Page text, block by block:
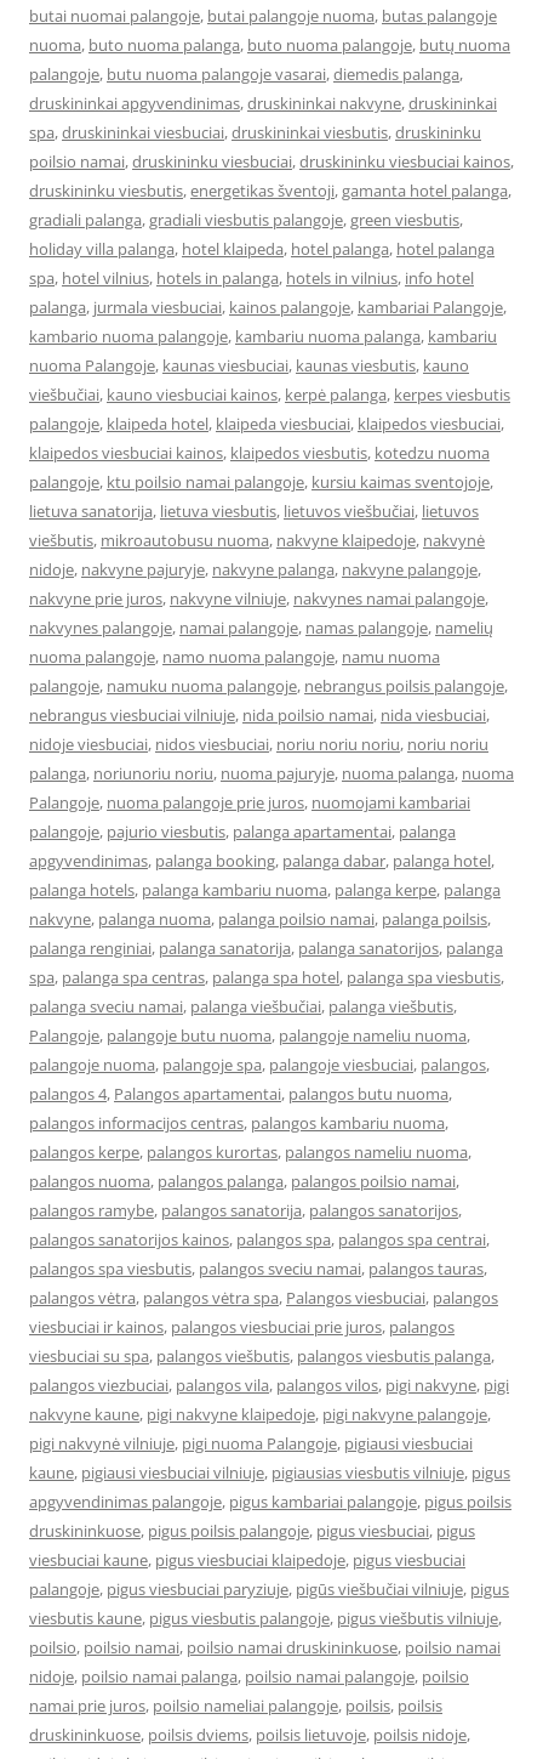
butai nuomai palangoje, butai palangoje nuoma, butas palangoje
nuoma, buto nuoma palanga, buto nuoma palangoje, butų nuoma
palangoje, butu nuoma palangoje vasarai,diemedis palanga,
druskininkai apgyvendinimas,druskininkai nakvyne,druskininkai
spa,druskininkai viesbuciai,druskininkai viesbutis,druskininku
poilsio namai,druskininku viesbuciai,druskininku viesbuciai kainos,
druskininku viesbutis,energetikas šventoji,gamanta hotel palanga,
gradiali palanga,gradiali viesbutis palangoje,green viesbutis,
holiday villa palanga, hotel klaipeda, hotel palanga, hotel palanga
spa, hotel vilnius, hotels in palanga, hotels in vilnius, info hotel
palanga, jurmala viesbuciai, kainos palangoje, kambariai Palangoje,
kambario nuoma palangoje, kambariu nuoma palanga, kambariu
nuoma Palangoje, kaunas viesbuciai, kaunas viesbutis, kauno
viešbučiai, kauno viesbuciai kainos, kerpė palanga, kerpes viesbutis
palangoje, klaipeda hotel, klaipeda viesbuciai, klaipedos viesbuciai,
klaipedos viesbuciai kainos, klaipedos viesbutis, kotedzu nuoma
palangoje, ktu poilsio namai palangoje, kursiu kaimas sventojoje,
lietuva sanatorija, lietuva viesbutis, lietuvos viešbučiai, lietuvos
viešbutis, mikroautobusu nuoma, nakvyne klaipedoje, nakvynė
nidoje, nakvyne pajuryje, nakvyne palanga, nakvyne palangoje,
nakvyne prie juros, nakvyne vilniuje, nakvynes namai palangoje,
nakvynes palangoje, namai palangoje, namas palangoje, namelių
nuoma palangoje, namo nuoma palangoje, namu nuoma
palangoje, namuku nuoma palangoje, nebrangus poilsis palangoje,
nebrangus viesbuciai vilniuje, nida poilsio namai, nida viesbuciai,
nidoje viesbuciai, nidos viesbuciai, noriu noriu noriu, noriu noriu
palanga, noriunoriu noriu, nuoma pajuryje, nuoma palanga, nuoma
Palangoje, nuoma palangoje prie juros, nuomojami kambariai
palangoje, pajurio viesbutis, palanga apartamentai, palanga
apgyvendinimas, palanga booking, palanga dabar, palanga hotel,
palanga hotels, palanga kambariu nuoma, palanga kerpe, palanga
nakvyne, palanga nuoma, palanga poilsio namai, palanga poilsis,
palanga renginiai, palanga sanatorija, palanga sanatorijos, palanga
spa, palanga spa centras, palanga spa hotel, palanga spa viesbutis,
palanga sveciu namai, palanga viešbučiai, palanga viešbutis,
Palangoje, palangoje butu nuoma, palangoje nameliu nuoma,
palangoje nuoma, palangoje spa, palangoje viesbuciai, palangos,
palangos 4, Palangos apartamentai, palangos butu nuoma,
palangos informacijos centras, palangos kambariu nuoma,
palangos kerpe, palangos kurortas, palangos nameliu nuoma,
palangos nuoma, palangos palanga, palangos poilsio namai,
palangos ramybe, palangos sanatorija, palangos sanatorijos,
palangos sanatorijos kainos, palangos spa, palangos spa centrai,
palangos spa viesbutis, palangos sveciu namai, palangos tauras,
palangos vėtra, palangos vėtra spa, Palangos viesbuciai, palangos
viesbuciai ir kainos, palangos viesbuciai prie juros, palangos
viesbuciai su spa, palangos viešbutis, palangos viesbutis palanga,
palangos viezbuciai, palangos vila, palangos vilos, pigi nakvyne, pigi
nakvyne kaune, pigi nakvyne klaipedoje, pigi nakvyne palangoje,
pigi nakvynė vilniuje, pigi nuoma Palangoje, pigiausi viesbuciai
kaune, pigiausi viesbuciai vilniuje, pigiausias viesbutis vilniuje, pigus
apgyvendinimas palangoje, pigus kambariai palangoje, pigus poilsis
druskininkuose, pigus poilsis palangoje, pigus viesbuciai, pigus
viesbuciai kaune, pigus viesbuciai klaipedoje, pigus viesbuciai
palangoje, pigus viesbuciai paryziuje, pigūs viešbučiai vilniuje, pigus
viesbutis kaune, pigus viesbutis palangoje, pigus viešbutis vilniuje,
poilsio, poilsio namai, poilsio namai druskininkuose, poilsio namai
nidoje, poilsio namai palanga, poilsio namai palangoje, poilsio
namai prie juros, poilsio nameliai palangoje, poilsis, poilsis
druskininkuose, poilsis dviems, poilsis lietuvoje, poilsis nidoje,